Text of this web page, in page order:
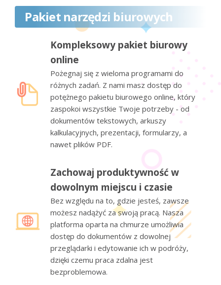
Pakiet narzędzi biurowych
Kompleksowy pakiet biurowy
online
Pożegnaj się z wieloma programami do
różnych zadań. Z nami masz dostęp do
potężnego pakietu biurowego online, który
zaspokoi wszystkie Twoje potrzeby - od
dokumentów tekstowych, arkuszy
kalkulacyjnych, prezentacji, formularzy, a
nawet plików PDF.
Zachowaj produktywność w
dowolnym miejscu i czasie
Bez względu na to, gdzie jesteś, zawsze
możesz nadążyć za swoją pracą. Nasza
platforma oparta na chmurze umożliwia
dostęp do dokumentów z dowolnej
przeglądarki i edytowanie ich w podróży,
dzięki czemu praca zdalna jest
bezproblemowa.